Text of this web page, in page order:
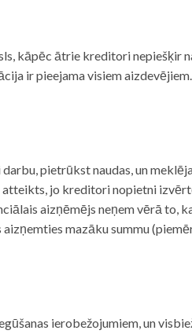
kāpēc ātrie kreditori nepiešķir
ir pieejama visiem aizdevējiem.
darbu, pietrūkst naudas, un
jo kreditori nopietni
aizņēmējs neņem vērā to,
mazāku summu
ierobežojumiem, un